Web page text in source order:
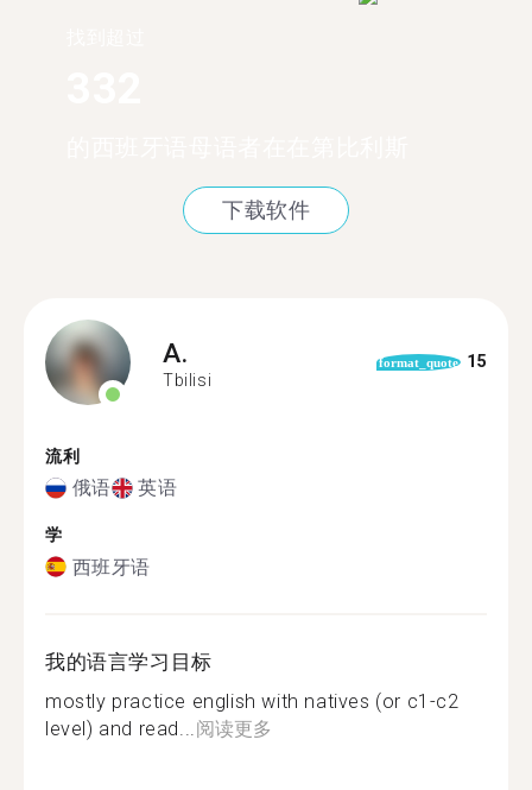
下载软件
A.
Tbilisi
format_quote 15
流利
俄语 英语
学
西班牙语
我的语言学习目标
mostly practice english with natives (or c1-c2
level) and read... 阅读更多